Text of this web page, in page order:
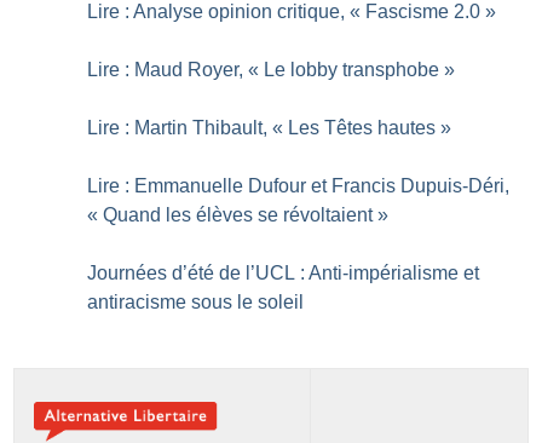
Lire : Analyse opinion critique, « Fascisme 2.0 »
Lire : Maud Royer, « Le lobby transphobe »
Lire : Martin Thibault, « Les Têtes hautes »
Lire : Emmanuelle Dufour et Francis Dupuis-Déri,
« Quand les élèves se révoltaient »
Journées d’été de l’UCL : Anti-impérialisme et
antiracisme sous le soleil